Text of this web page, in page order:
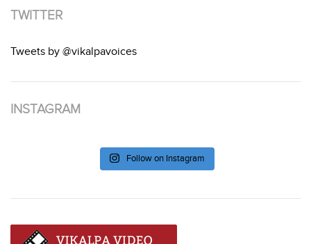
TWITTER
Tweets by @vikalpavoices
INSTAGRAM
Follow on Instagram